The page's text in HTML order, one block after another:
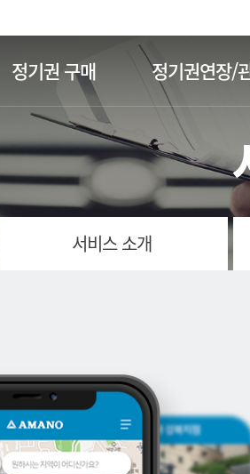
정기권 구매 정기권연장/
서비스 소개